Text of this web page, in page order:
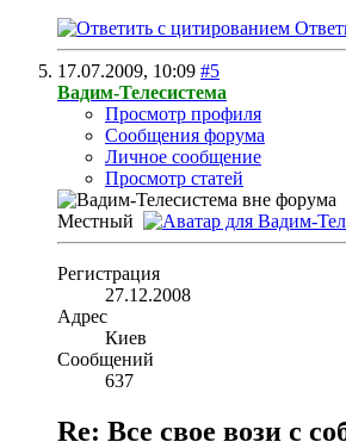
17.07.2009, 10:09 #5
Вадим-Телесистема
Просмотр профиля
Сообщения форума
Личное сообщение
Просмотр статей
Местный
Регистрация
27.12.2008
Адрес
Киев
Сообщений
637
Re: Все свое вози с